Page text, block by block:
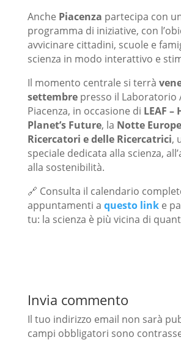
Anche Piacenza partecipa con
programma di iniziative, con
avvicinare cittadini, scuole e
scienza in modo interattivo e
Il momento centrale si terrà
settembre presso il Laboratorio
Piacenza, in occasione di LEAF –
Planet’s Future, la Notte
Ricercatori e delle Ricercatrici,
speciale dedicata alla scienza,
alla sostenibilità.
🔗 Consulta il calendario
appuntamenti a questo linke
tu: la scienza è più vicina di
Invia commento
Il tuo indirizzo email non sarà
campi obbligatori sono